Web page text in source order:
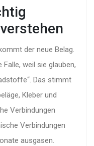
der neue Belag.
weil sie glauben,
Das stimmt
Kleber und
Verbindungen
Verbindungen
ausgasen.